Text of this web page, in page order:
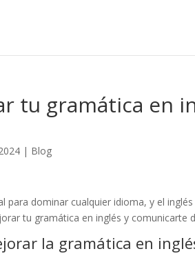
tu gramática en
| Blog
para dominar cualquier idioma, y el
tu gramática en inglés y comunicarte
la gramática en